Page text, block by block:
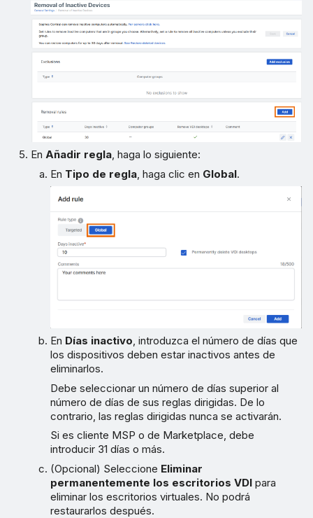
EnAñadir regla, haga lo siguiente:
En Tipo de regla, haga clic en Global.
En Días inactivo, introduzca el número de días que
los dispositivos deben estar inactivos antes de
eliminarlos.
Debe seleccionar un número de días superior al
número de días de sus reglas dirigidas. De lo
contrario, las reglas dirigidas nunca se activarán.
Si es cliente MSP o de Marketplace, debe
introducir 31 días o más.
(Opcional) Seleccione Eliminar
permanentemente los escritorios VDI para
eliminar los escritorios virtuales. No podrá
restaurarlos después.